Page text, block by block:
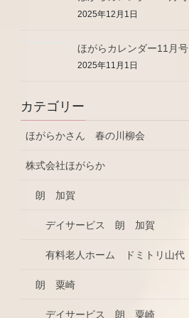
2025年12月1日
ほがらカレンダー11月号
2025年11月1日
カテゴリー
ほがらかさん 春の川柳会
株式会社ほがらか
朗 加賀
デイサービス 朗 加賀
有料老人ホーム ドミトリ山代
朗 粟崎
デイサービス 朗 粟崎